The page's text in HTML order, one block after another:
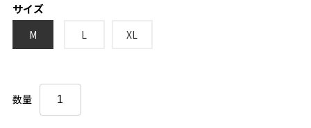
サイズ
M L XL
数量